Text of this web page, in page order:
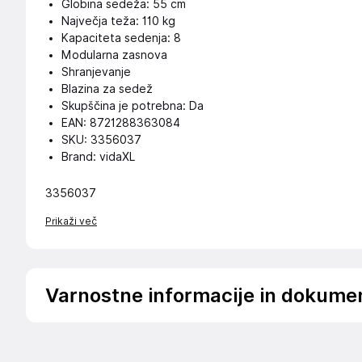
Globina sedeža: 55 cm
Največja teža: 110 kg
Kapaciteta sedenja: 8
Modularna zasnova
Shranjevanje
Blazina za sedež
Skupščina je potrebna: Da
EAN: 8721288363084
SKU: 3356037
Brand: vidaXL
3356037
Prikaži več
Varnostne informacije in